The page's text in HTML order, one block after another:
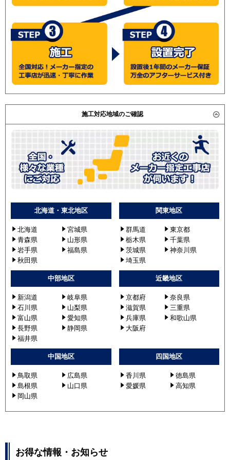
東芝
AWSF28037M
RWSF28033M
AWSF28037X
RWSF28033X
AWSF28057M
AWSF28057X
GWSF28013XU
GWSF28013MUB
RWSF28033MU
RWSF28033XU
RWSF28033MUB
三菱電機
PLZD-ERP280LV
PLZD-ERP280LEV
PLZD-ERP280LY
PLZD-ERP280LEY
PLZD-ERMP280LEZ
PLZD-ERMP280LE2
PLZD-ERMP280L3
PLZD-ERMP280LE3
PLZD-ERMP280L4
PLZD-ERMP280LE4
PLZD-ERMP280L5
PLZD-ERMP280LE5
日立
RCID-AP280SHW8
RCID-GP280RSHW
RCID-AP280SHW9-kobe
三菱重工
FDTWVP2804HD5S
三菱重工 FDTWVP2803HDG4 / 日立 RCID-AP280SHW6
/ RCID-AP280SHW3 / 三菱電機 PLZD-ERP280LD / 東芝
AWSF28055A / AWSF28054M /
(こちらの型番は参考です。メーカーや仕様によって価格
は異なります。旧型番は在庫切れの可能性がございま
す。）
施工対応地域のご確認
北海道・東北地区
北海道
宮城県
青森県
山形県
岩手県
福島県
秋田県
関東地区
群馬道
東京都
栃木県
千葉県
茨城県
神奈川県
埼玉県
中部地区
新潟道
岐阜県
石川県
山梨県
富山県
愛知県
長野県
静岡県
福井県
近畿地区
京都府
奈良県
滋賀県
三重県
兵庫県
和歌山県
大阪府
中国地区
鳥取県
広島県
島根県
山口県
岡山県
四国地区
香川県
徳島県
愛媛県
高知県
お得な情報・お知らせ